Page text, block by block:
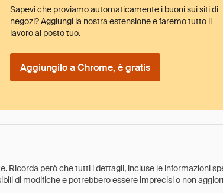
Sapevi che proviamo automaticamente i buoni sui siti di
negozi? Aggiungi la nostra estensione e faremo tutto il
lavoro al posto tuo.
Aggiungilo a Chrome, è gratis
Ricorda però che tutti i dettagli, incluse le informazioni
di modifiche e potrebbero essere imprecisi o non